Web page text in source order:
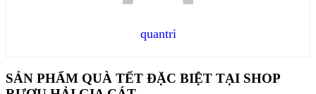
quantri
SẢN PHẨM QUÀ TẾT ĐẶC BIỆT TẠI SHOP